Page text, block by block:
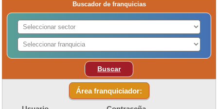
Buscador de franquicias
Buscar
Área franquiciador: